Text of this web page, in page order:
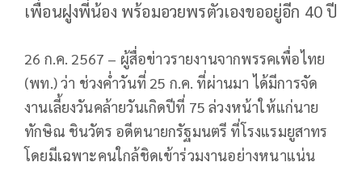
เพื่อนฝูงพี่น้อง พร้อมอวยพรตัวเองขออยู่อีก 40 ปี
26 ก.ค. 2567 – ผู้สื่อข่าวรายงานจากพรรคเพื่อไทย
(พท.) ว่า ช่วงค่ำวันที่ 25 ก.ค. ที่ผ่านมา ได้มีการจัด
งานเลี้ยงวันคล้ายวันเกิดปีที่ 75 ล่วงหน้าให้แก่นาย
ทักษิณ ชินวัตร อดีตนายกรัฐมนตรี ที่โรงแรมยูสาทร
โดยมีเฉพาะคนใกล้ชิดเข้าร่วมงานอย่างหนาแน่น